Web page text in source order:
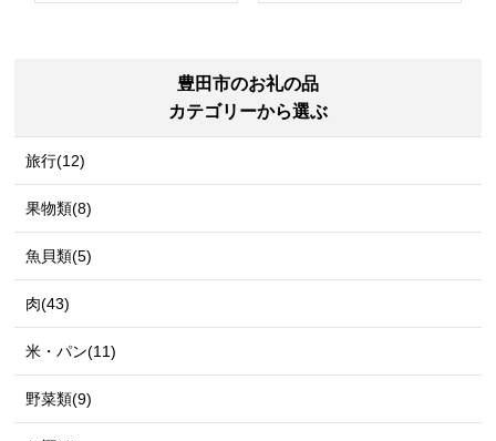
豊田市のお礼の品
カテゴリーから選ぶ
旅行(12)
果物類(8)
魚貝類(5)
肉(43)
米・パン(11)
野菜類(9)